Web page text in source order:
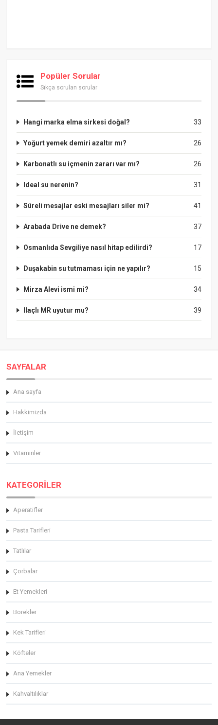
Popüler Sorular
Sıkça sorulan sorular
33
Hangi marka elma sirkesi doğal?
26
Yoğurt yemek demiri azaltır mı?
26
Karbonatlı su içmenin zararı var mı?
31
Ideal su nerenin?
41
Süreli mesajlar eski mesajları siler mi?
37
Arabada Drive ne demek?
17
Osmanlıda Sevgiliye nasıl hitap edilirdi?
15
Duşakabin su tutmaması için ne yapılır?
34
Mirza Alevi ismi mi?
39
Ilaçlı MR uyutur mu?
SAYFALAR
Ana sayfa
Hakkimizda
İletişim
Vitaminler
KATEGORİLER
Aperatifler
Pasta Tarifleri
Tatlılar
Çorbalar
Et Yemekleri
Börekler
Kek Tarifleri
Köfteler
Ana Yemekler
Kahvaltılıklar